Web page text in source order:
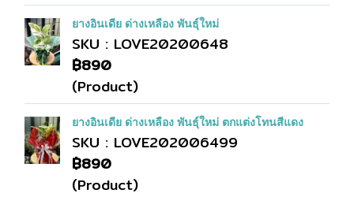
ยางอินเดีย ด่างเหลือง พันธุ์ใหม่
SKU : LOVE20200648
฿890
(Product)
ยางอินเดีย ด่างเหลือง พันธุ์ใหม่ ตกแต่งโทนสีแดง
SKU : LOVE202006499
฿890
(Product)